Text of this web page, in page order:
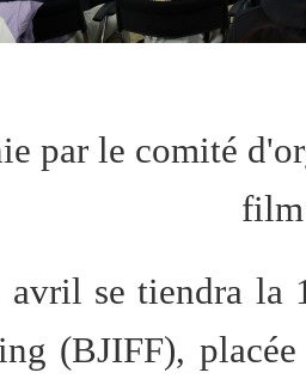
par le comité
avril se tiendra la
(BJIFF),